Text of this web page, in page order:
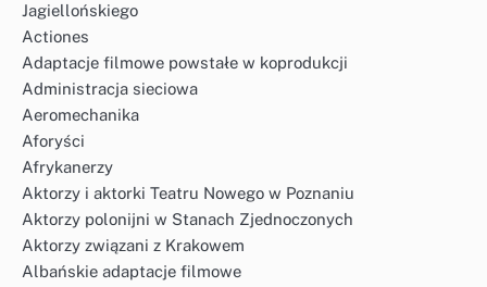
Jagiellońskiego
Actiones
Adaptacje filmowe powstałe w koprodukcji
Administracja sieciowa
Aeromechanika
Aforyści
Afrykanerzy
Aktorzy i aktorki Teatru Nowego w Poznaniu
Aktorzy polonijni w Stanach Zjednoczonych
Aktorzy związani z Krakowem
Albańskie adaptacje filmowe